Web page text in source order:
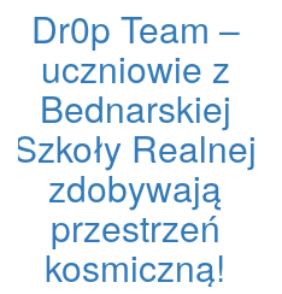
Dr0p Team –
uczniowie z
Bednarskiej
Szkoły Realnej
zdobywają
przestrzeń
kosmiczną!